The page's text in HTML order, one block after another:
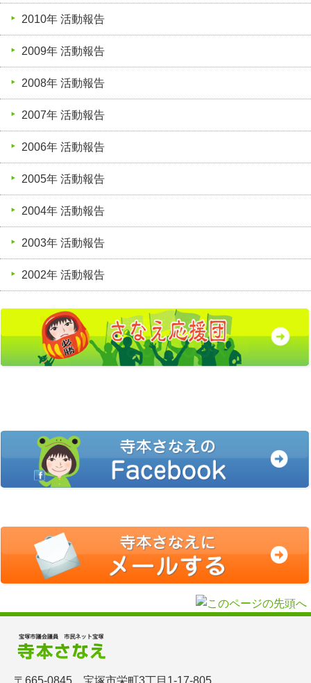
2010年 活動報告
2009年 活動報告
2008年 活動報告
2007年 活動報告
2006年 活動報告
2005年 活動報告
2004年 活動報告
2003年 活動報告
2002年 活動報告
〒665-0845 宝塚市栄町3丁目1-17-805